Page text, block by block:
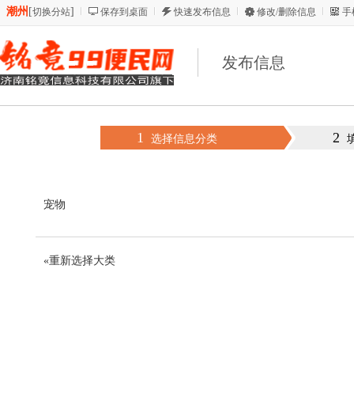
潮州 [切换分站] 保存到桌面 快速发布信息 修改/删除信息 手
发布信息
1 选择信息分类 2
宠物
«重新选择大类